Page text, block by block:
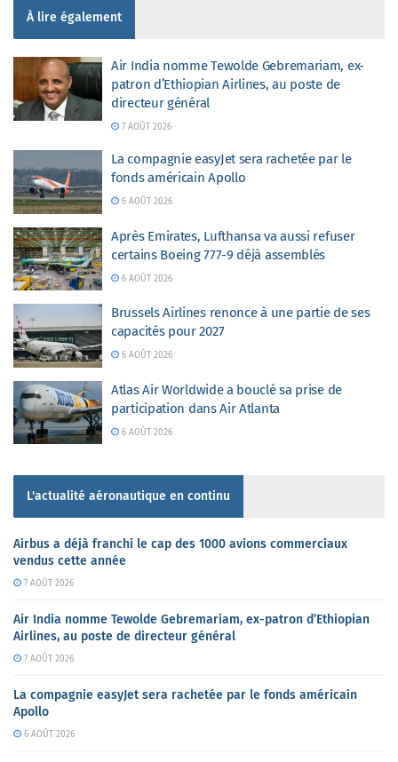
À lire également
Air India nomme Tewolde Gebremariam, ex-
patron d’Ethiopian Airlines, au poste de
directeur général
7 AOÛT 2026
La compagnie easyJet sera rachetée par le
fonds américain Apollo
6 AOÛT 2026
Après Emirates, Lufthansa va aussi refuser
certains Boeing 777-9 déjà assemblés
6 AOÛT 2026
Brussels Airlines renonce à une partie de ses
capacités pour 2027
6 AOÛT 2026
Atlas Air Worldwide a bouclé sa prise de
participation dans Air Atlanta
6 AOÛT 2026
L'actualité aéronautique en continu
Airbus a déjà franchi le cap des 1000 avions commerciaux
vendus cette année
7 AOÛT 2026
Air India nomme Tewolde Gebremariam, ex-patron d’Ethiopian
Airlines, au poste de directeur général
7 AOÛT 2026
La compagnie easyJet sera rachetée par le fonds américain
Apollo
6 AOÛT 2026